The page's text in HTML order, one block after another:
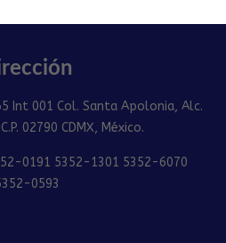
Int 001 Col. Santa Apolonia, Alc.
02790 CDMX, México.
0191 5352-1301 5352-6070
0593